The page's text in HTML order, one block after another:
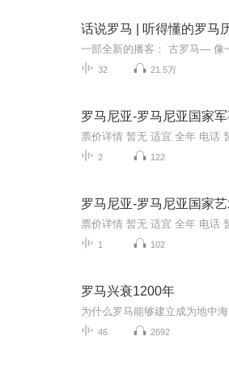
话说罗马 | 听得懂的罗马
32 21.5万
罗马尼亚-罗马尼亚国家
2 122
罗马尼亚-罗马尼亚国家
1 102
罗马兴衰1200年
46 2692